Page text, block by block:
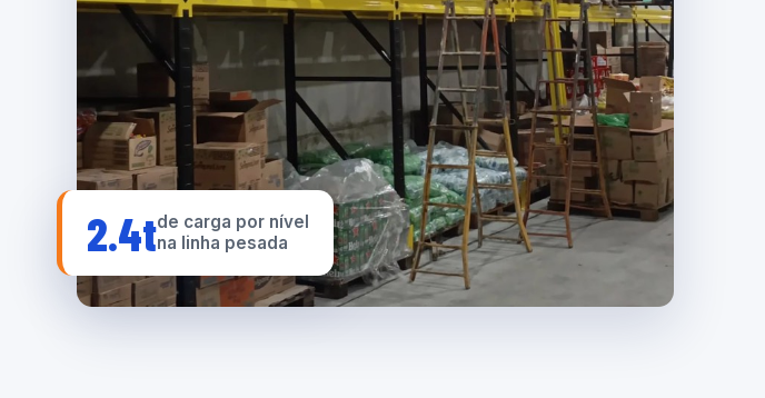
2.4tde carga por nível
na linha pesada